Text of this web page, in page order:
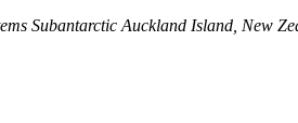
Subantarctic Auckland Island, New